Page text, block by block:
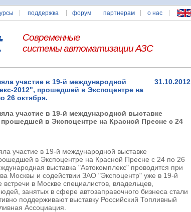
поддержка форум партнерам о нас
Современные
системы автоматизации АЗС
участие в 19-й международной
2012", прошедшей в Экспоцентре на
26 октября.
31.10.2012
участие в 19-й международной выставке
в Экспоцентре на Красной Пресне с 24
участие в 19-й международной выставке
в Экспоцентре на Красной Пресне с 24 по 26
выставка "Автокомплекс" проводится при
Москвы и содействии ЗАО "Экспоцентр" уже в 19-й
в Москве специалистов, владельцев,
занятых в сфере автозаправочного бизнеса стали
поддерживают выставку Российский Топливный
Ассоциация.